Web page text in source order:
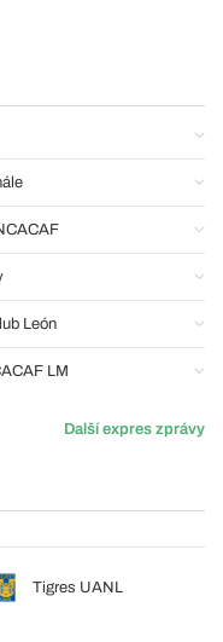
León
LM
Další expres zprávy
Tigres UANL